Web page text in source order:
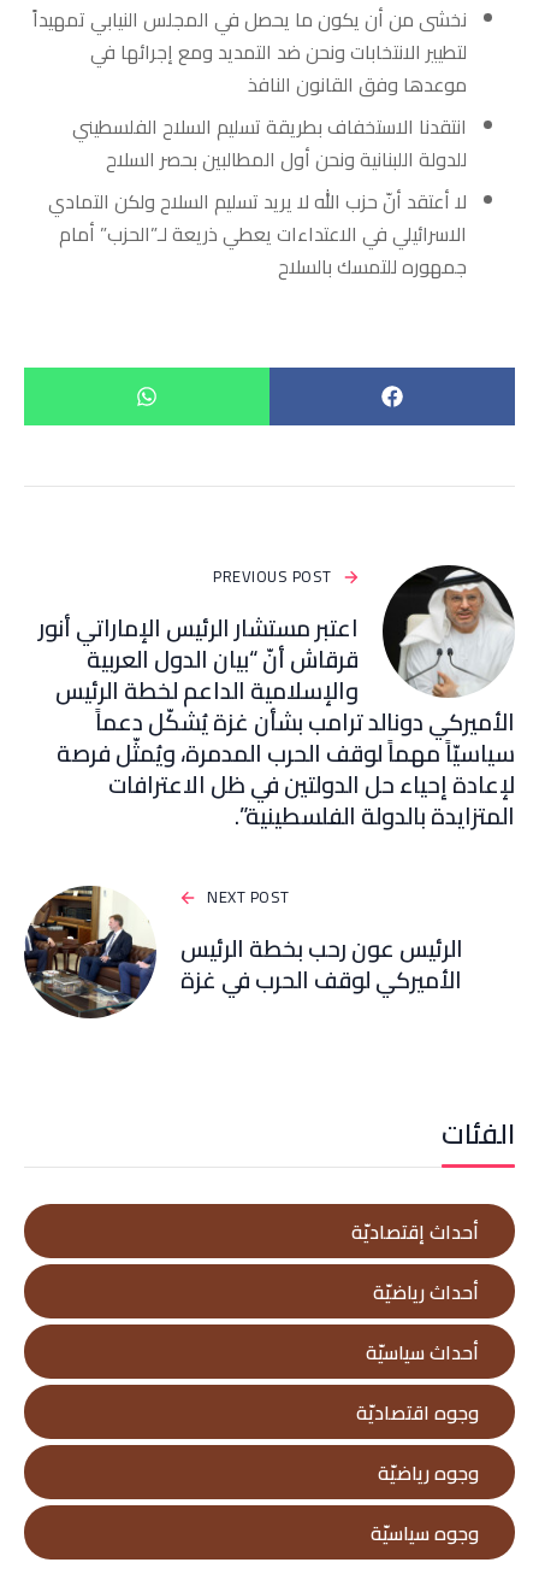
نخشى من أن يكون ما يحصل في المجلس النيابي تمهيداً
لتطيير الانتخابات ونحن ضد التمديد ومع إجرائها في
موعدها وفق القانون النافذ
انتقدنا الاستخفاف بطريقة تسليم السلاح الفلسطيني
للدولة اللبنانية ونحن أول المطالبين بحصر السلاح
لا أعتقد أنّ حزب الله لا يريد تسليم السلاح ولكن التمادي
الاسرائيلي في الاعتداءات يعطي ذريعة لـ”الحزب” أمام
جمهوره للتمسك بالسلاح
PREVIOUS POST
اعتبر مستشار الرئيس الإماراتي أنور
قرقاش أنّ “بيان الدول العربية
والإسلامية الداعم لخطة الرئيس
الأميركي دونالد ترامب بشأن غزة يُشكّل دعماً
سياسيّاً مهماً لوقف الحرب المدمرة، ويُمثّل فرصة
لإعادة إحياء حل الدولتين في ظل الاعترافات
المتزايدة بالدولة الفلسطينية”.
NEXT POST
الرئيس عون رحب بخطة الرئيس
الأميركي لوقف الحرب في غزة
الفئات
أحداث إقتصاديّة
أحداث رياضيّة
أحداث سياسيّة
وجوه اقتصاديّة
وجوه رياضيّة
وجوه سياسيّة